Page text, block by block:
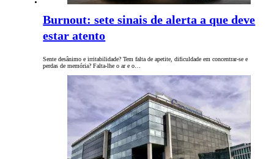
Burnout: sete sinais de alerta a que deve
estar atento
Sente desânimo e irritabilidade? Tem falta de apetite, dificuldade em concentrar-se e
perdas de memória? Falta-lhe o ar e o…